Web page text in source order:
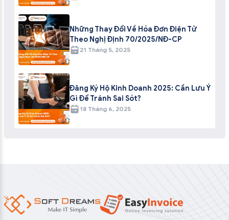
Những Thay Đổi Về Hóa Đơn Điện Tử
Theo Nghị Định 70/2025/NĐ-CP
21 Tháng 5, 2025
Đăng Ký Hộ Kinh Doanh 2025: Cần Lưu Ý
Gì Để Tránh Sai Sót?
18 Tháng 6, 2025